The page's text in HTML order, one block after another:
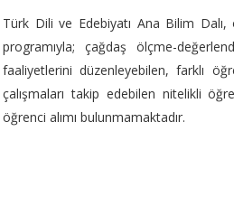
Türk Dili ve Edebiyatı Ana Bilim
programıyla; çağdaş ölçme-
faaliyetlerini düzenleyebilen, farklı
çalışmaları takip edebilen nitelikli
öğrenci alımı bulunmamaktadır.